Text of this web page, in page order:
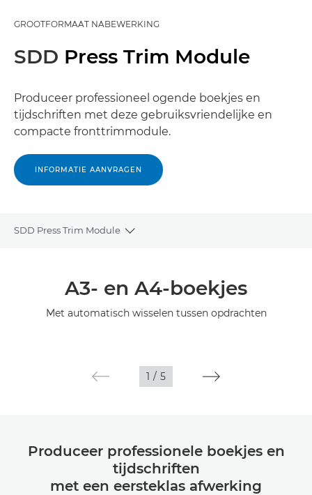
GROOTFORMAAT NABEWERKING
SDD Press Trim Module
Produceer professioneel ogende boekjes en
tijdschriften met deze gebruiksvriendelijke en
compacte fronttrimmodule.
INFORMATIE AANVRAGEN
SDD Press Trim Module
Toggle breadcrumbs
A3- en A4-boekjes
Met automatisch wisselen tussen opdrachten
1 / 5
Produceer professionele boekjes en
tijdschriften
met een eersteklas afwerking